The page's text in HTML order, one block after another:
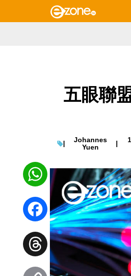
五眼聯
|
Johannes
Yuen
|
WhatsApp
Facebook
Threads